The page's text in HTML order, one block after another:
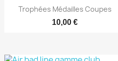
Aperçu rapide
Trophées Médailles Coupes
10,00 €